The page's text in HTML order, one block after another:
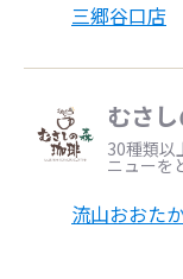
三郷谷口店
むさ
30種類以
ニューを
流山おおた